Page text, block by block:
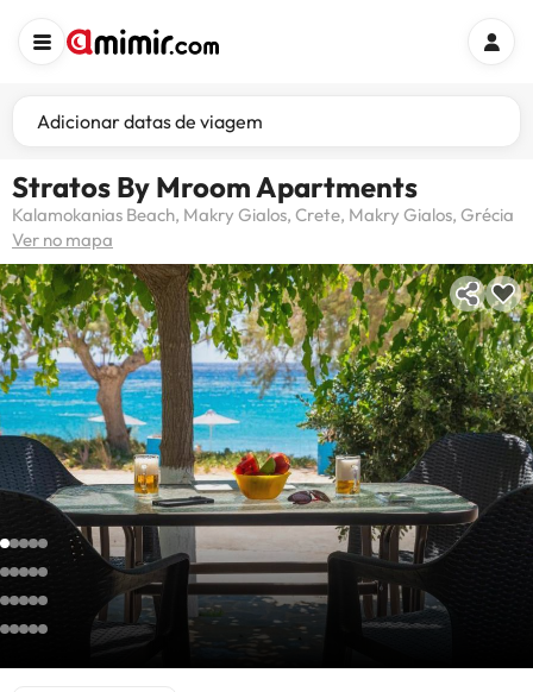
Adicionar datas de viagem
Stratos By Mroom Apartments
Kalamokanias Beach, Makry Gialos, Crete, Makry Gialos, Grécia
Ver no mapa